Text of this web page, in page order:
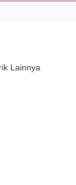
Lainnya